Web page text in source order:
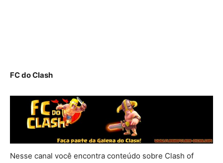
FC do Clash
Nesse canal você encontra conteúdo sobre Clash of